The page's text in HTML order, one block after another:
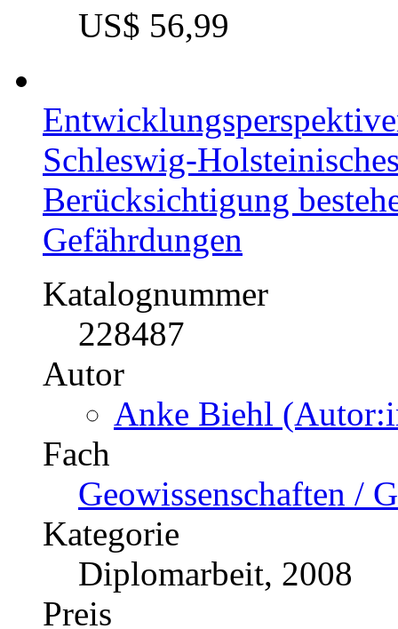
222085
Martin Schweiger
Fach
Politik -
Organisationen u.
Kategorie
Diplomarbeit, 2002
Preis
US$ 56,99